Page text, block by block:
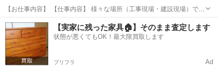
【お仕事内容】 【仕事内容】 様々な場所（工事現場・建設現場）での
交通誘導・案内をお任せします。 道路をご利用される車両や歩行者の
方が安全に安心して通行するために適切に誘導してください。 現場へ
の直行直帰が基本で、毎週・毎...
東京 福生市 警備員
【実家に残った家具🏠】そのまま査定します
状態が悪くてもOK！最大限買取します
プリフラ Ad